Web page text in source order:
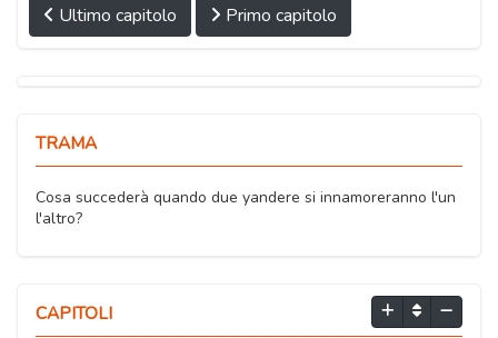
Ultimo capitolo
Primo capitolo
TRAMA
Cosa succederà quando due yandere si innamoreranno l'un
l'altro?
CAPITOLI